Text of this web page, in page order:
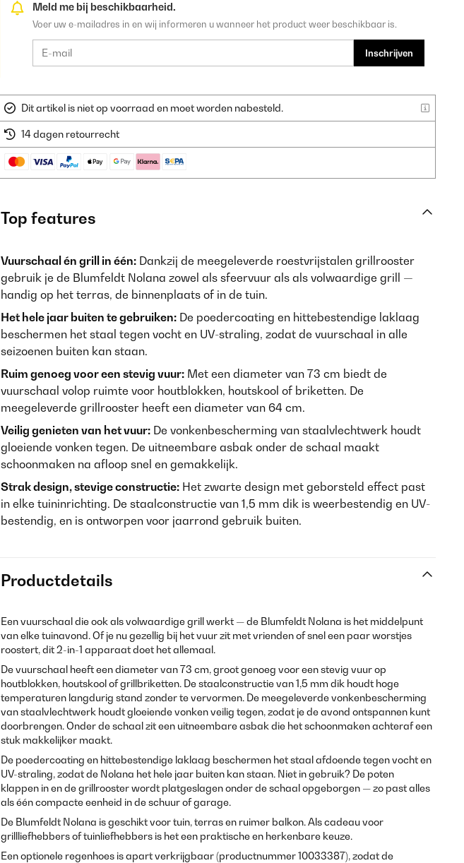
Meld me bij beschikbaarheid.
Voer uw e-mailadres in en wij informeren u wanneer het product weer beschikbaar is.
Inschrijven
Dit artikel is niet op voorraad en moet worden nabesteld.
14 dagen retourrecht
Top features
Vuurschaal én grill in één: Dankzij de meegeleverde roestvrijstalen grillrooster
gebruik je de Blumfeldt Nolana zowel als sfeervuur als als volwaardige grill —
handig op het terras, de binnenplaats of in de tuin.
Het hele jaar buiten te gebruiken: De poedercoating en hittebestendige laklaag
beschermen het staal tegen vocht en UV-straling, zodat de vuurschaal in alle
seizoenen buiten kan staan.
Ruim genoeg voor een stevig vuur: Met een diameter van 73 cm biedt de
vuurschaal volop ruimte voor houtblokken, houtskool of briketten. De
meegeleverde grillrooster heeft een diameter van 64 cm.
Veilig genieten van het vuur: De vonkenbescherming van staalvlechtwerk houdt
gloeiende vonken tegen. De uitneembare asbak onder de schaal maakt
schoonmaken na afloop snel en gemakkelijk.
Strak design, stevige constructie: Het zwarte design met geborsteld effect past
in elke tuininrichting. De staalconstructie van 1,5 mm dik is weerbestendig en UV-
bestendig, en is ontworpen voor jaarrond gebruik buiten.
Productdetails
Een vuurschaal die ook als volwaardige grill werkt — de Blumfeldt Nolana is het middelpunt
van elke tuinavond. Of je nu gezellig bij het vuur zit met vrienden of snel een paar worstjes
roostert, dit 2-in-1 apparaat doet het allemaal.
De vuurschaal heeft een diameter van 73 cm, groot genoeg voor een stevig vuur op
houtblokken, houtskool of grillbriketten. De staalconstructie van 1,5 mm dik houdt hoge
temperaturen langdurig stand zonder te vervormen. De meegeleverde vonkenbescherming
van staalvlechtwerk houdt gloeiende vonken veilig tegen, zodat je de avond ontspannen kunt
doorbrengen. Onder de schaal zit een uitneembare asbak die het schoonmaken achteraf een
stuk makkelijker maakt.
De poedercoating en hittebestendige laklaag beschermen het staal afdoende tegen vocht en
UV-straling, zodat de Nolana het hele jaar buiten kan staan. Niet in gebruik? De poten
klappen in en de grillrooster wordt platgeslagen onder de schaal opgeborgen — zo past alles
als één compacte eenheid in de schuur of garage.
De Blumfeldt Nolana is geschikt voor tuin, terras en ruimer balkon. Als cadeau voor
grillliefhebbers of tuinliefhebbers is het een praktische en herkenbare keuze.
Een optionele regenhoes is apart verkrijgbaar (productnummer 10033387), zodat de